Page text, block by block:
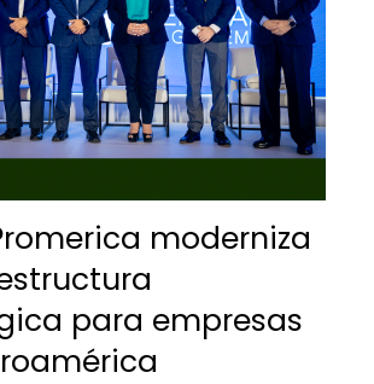
moderniza
para empresas